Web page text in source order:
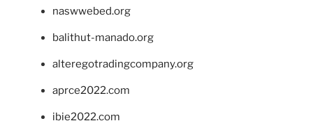
naswwebed.org
balithut-manado.org
alteregotradingcompany.org
aprce2022.com
ibie2022.com